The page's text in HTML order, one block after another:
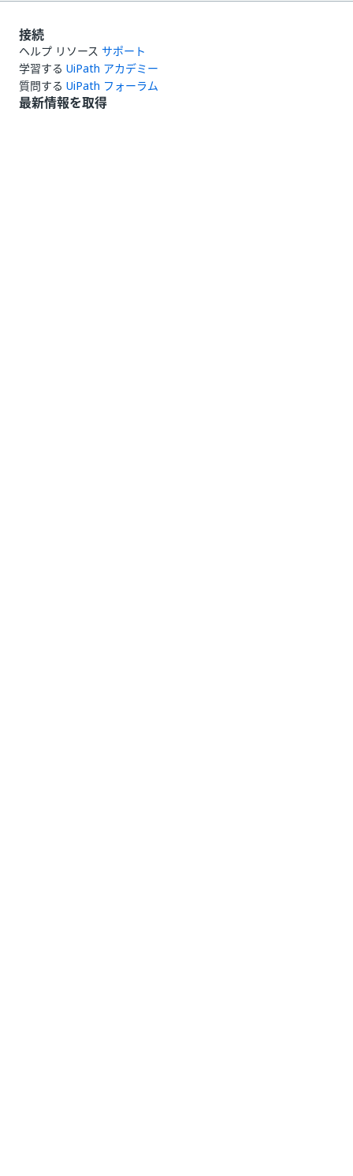
接続
ヘルプ リソース サポート
学習する UiPath アカデミー
質問する UiPath フォーラム
最新情報を取得